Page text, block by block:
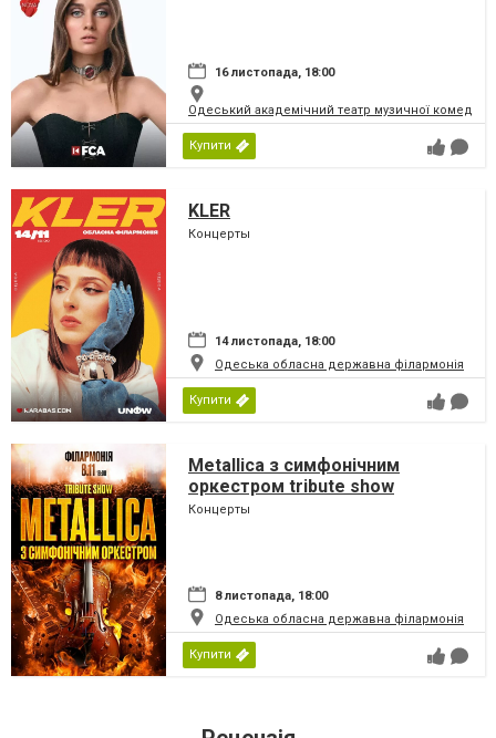
16 листопада, 18:00
Одеський академічний театр музичної комедії
Купити
KLER
Концерты
14 листопада, 18:00
Одеська обласна державна філармонія
Купити
Metallica з симфонiчним
оркестром tribute show
Концерты
8 листопада, 18:00
Одеська обласна державна філармонія
Купити